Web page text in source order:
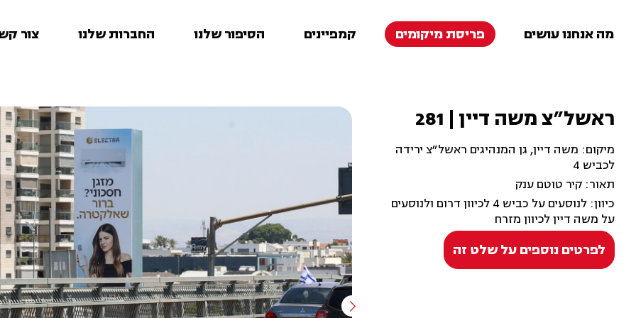
מה אנחנו עושים פריסת מיקומים קמפיינים הסיפור שלנו החברות שלנו צור
ראשל"צ משה דיין | 281
מיקום: משה דיין, גן המנהיגים ראשל"צ ירידה
לכביש 4
תאור: קיר טוטם ענק
כיוון: לנוסעים על כביש 4 לכיוון דרום ולנוסעים
על משה דיין לכיוון מזרח
לפרטים נוספים על שלט זה